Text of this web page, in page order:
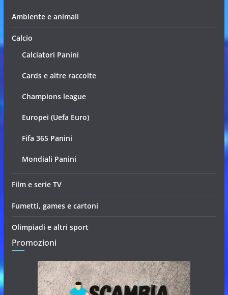
Ambiente e animali
Calcio
Calciatori Panini
Cards e altre raccolte
Champions league
Europei (Uefa Euro)
Fifa 365 Panini
Mondiali Panini
Film e serie TV
Fumetti, games e cartoni
Olimpiadi e altri sport
Promozioni